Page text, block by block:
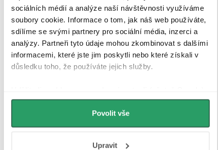
sociálních médií a analýze naší návštěvnosti využíváme
soubory cookie. Informace o tom, jak náš web používáte,
sdílíme se svými partnery pro sociální média, inzerci a
analýzy. Partneři tyto údaje mohou zkombinovat s dalšími
informacemi, které jste jim poskytli nebo které získali v
důsledku toho, že používáte jejich služby.
můžeme používat cookies pro analytiku a
personalizovanou reklamu. Jak Google zpracovává
osobní údaje najdete na stránkách
Povolit vše
Upravit